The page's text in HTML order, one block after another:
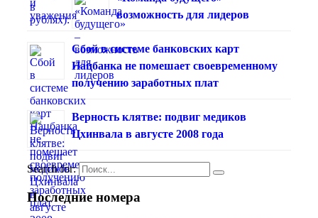
возможность для лидеров
Сбой в системе банковских карт
Нацбанка не помешает своевременному
получению заработных плат
Верность клятве: подвиг медиков
Цхинвала в августе 2008 года
Search for:
Последние номера